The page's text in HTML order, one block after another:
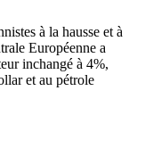
à la hausse et à
Européenne a
inchangé à 4%,
et au pétrole